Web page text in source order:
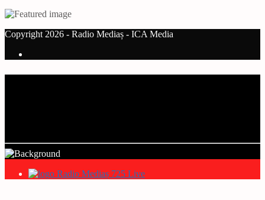
Copyright 2026 - Radio Mediaș - ICA Media
Radio Mediaș 725 Live